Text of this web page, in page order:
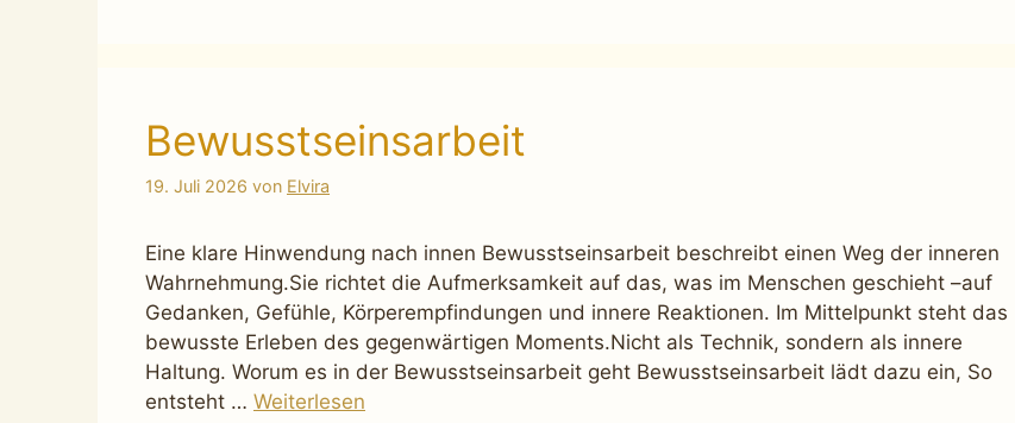
Bewusstseinsarbeit
19. Juli 2026 von Elvira
Eine klare Hinwendung nach innen Bewusstseinsarbeit beschreibt einen Weg der inneren
Wahrnehmung.Sie richtet die Aufmerksamkeit auf das, was im Menschen geschieht –auf
Gedanken, Gefühle, Körperempfindungen und innere Reaktionen. Im Mittelpunkt steht das
bewusste Erleben des gegenwärtigen Moments.Nicht als Technik, sondern als innere
Haltung. Worum es in der Bewusstseinsarbeit geht Bewusstseinsarbeit lädt dazu ein, So
entsteht … Weiterlesen